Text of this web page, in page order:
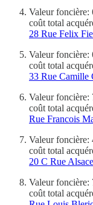
Valeur foncière:
coût total
28 Rue Felix
Valeur foncière:
coût total
33 Rue Camille
Valeur foncière:
coût total
Rue Francois
Valeur foncière:
coût total
20 C Rue
Valeur foncière:
coût total